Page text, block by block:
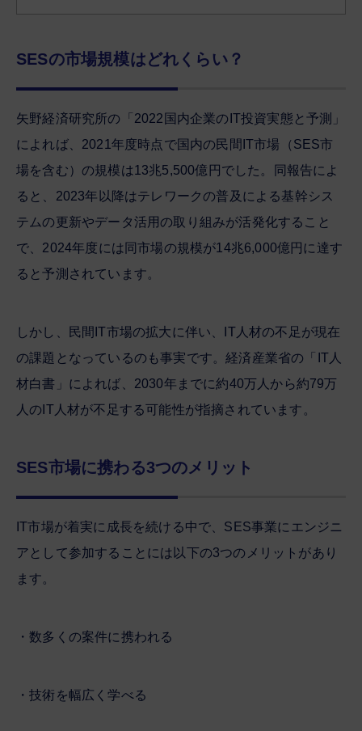
SESの市場規模はどれくらい？
矢野経済研究所の「2022国内企業のIT投資実態と予測」
によれば、2021年度時点で国内の民間IT市場（SES市
場を含む）の規模は13兆5,500億円でした。同報告によ
ると、2023年以降はテレワークの普及による基幹シス
テムの更新やデータ活用の取り組みが活発化すること
で、2024年度には同市場の規模が14兆6,000億円に達す
ると予測されています。
しかし、民間IT市場の拡大に伴い、IT人材の不足が現在
の課題となっているのも事実です。経済産業省の「IT人
材白書」によれば、2030年までに約40万人から約79万
人のIT人材が不足する可能性が指摘されています。
SES市場に携わる3つのメリット
IT市場が着実に成長を続ける中で、SES事業にエンジニ
アとして参加することには以下の3つのメリットがあり
ます。
・数多くの案件に携われる
・技術を幅広く学べる